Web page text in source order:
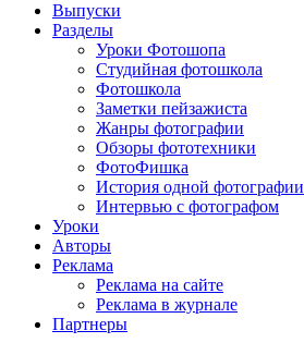
Выпуски
Разделы
Уроки Фотошопа
Студийная фотошкола
Фотошкола
Заметки пейзажиста
Жанры фотографии
Обзоры фототехники
ФотоФишка
История одной фотографии
Интервью с фотографом
Уроки
Авторы
Реклама
Реклама на сайте
Реклама в журнале
Партнеры